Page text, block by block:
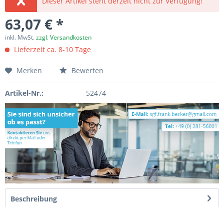
63,07 € *
inkl. MwSt.zzgl. Versandkosten
Lieferzeit ca. 8-10 Tage
Merken Bewerten
Artikel-Nr.: 52474
Beschreibung